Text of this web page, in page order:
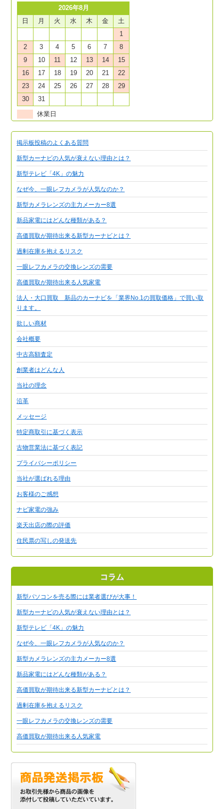
2026年8月
日
月 火 水 木 金
土
1
2
3 4 5 6 7
8
9
10 11 12 13 14
15
16
17 18 19 20 21
22
23
24 25 26 27 28
29
30
31
休業日
掲示板投稿のよくある質問
新型カーナビの人気が衰えない理由とは？
新型テレビ「4K」の魅力
なぜ今、一眼レフカメラが人気なのか？
新型カメラレンズの主力メーカー8選
新品家電にはどんな種類がある？
高価買取が期待出来る新型カーナビとは？
過剰在庫を抱えるリスク
一眼レフカメラの交換レンズの需要
高価買取が期待出来る人気家電
法人・大口買取 新品のカーナビを「業界No.1の買取価格」で買い取
ります。
欲しい商材
会社概要
中古高額査定
創業者はどんな人
当社の理念
沿革
メッセージ
特定商取引に基づく表示
古物営業法に基づく表記
プライバシーポリシー
当社が選ばれる理由
お客様のご感想
ナビ家電の強み
楽天出店の際の評価
住民票の写しの発送先
コラム
新型パソコンを売る際には業者選びが大事！
新型カーナビの人気が衰えない理由とは？
新型テレビ「4K」の魅力
なぜ今、一眼レフカメラが人気なのか？
新型カメラレンズの主力メーカー8選
新品家電にはどんな種類がある？
高価買取が期待出来る新型カーナビとは？
過剰在庫を抱えるリスク
一眼レフカメラの交換レンズの需要
高価買取が期待出来る人気家電